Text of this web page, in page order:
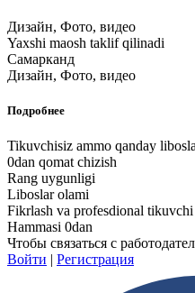
Дизайн, Фото, видео
Yaxshi maosh taklif qilinadi
Самарканд
Дизайн, Фото, видео
Подробнее
Tikuvchisiz ammo qanday
0dan qomat chizish
Rang uygunligi
Liboslar olami
Fikrlash va profesdional
Hammasi 0dan
Чтобы связаться с
Войти | Регистрация